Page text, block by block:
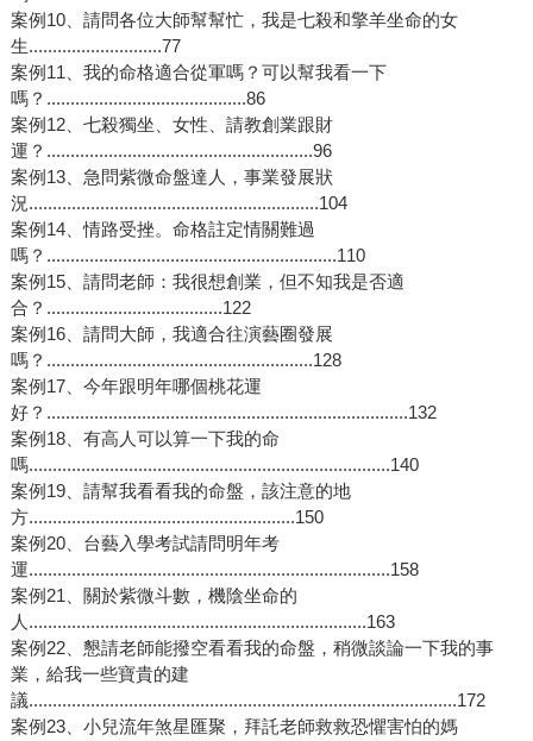
案例10、請問各位大師幫幫忙，我是七殺和擎羊坐命的女
生............................77
案例11、我的命格適合從軍嗎？可以幫我看一下
嗎？..........................................86
案例12、七殺獨坐、女性、請教創業跟財
運？........................................................96
案例13、急問紫微命盤達人，事業發展狀
況.............................................................104
案例14、情路受挫。命格註定情關難過
嗎？.............................................................110
案例15、請問老師：我很想創業，但不知我是否適
合？.....................................122
案例16、請問大師，我適合往演藝圈發展
嗎？........................................................128
案例17、今年跟明年哪個桃花運
好？............................................................................132
案例18、有高人可以算一下我的命
嗎............................................................................140
案例19、請幫我看看我的命盤，該注意的地
方........................................................150
案例20、台藝入學考試請問明年考
運............................................................................158
案例21、關於紫微斗數，機陰坐命的
人.......................................................................163
案例22、懇請老師能撥空看看我的命盤，稍微談論一下我的事
業，給我一些寶貴的建
議..........................................................................................172
案例23、小兒流年煞星匯聚，拜託老師救救恐懼害怕的媽